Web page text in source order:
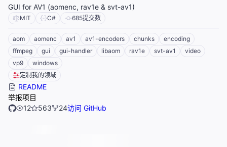
GUI for AV1 (aomenc, rav1e & svt-av1)
MIT C# 685提交数
aom aomenc av1 av1-encoders chunks
encoding
ffmpeg
gui gui-handler libaom rav1e svt-av1
video
vp9
windows
定制我的领域
README
举报项目
12
563 24访问 GitHub